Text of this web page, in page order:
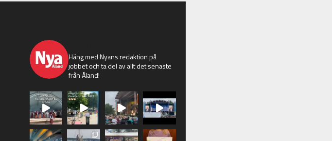
Häng med Nyans redaktion på
jobbet och ta del av allt det senaste
från Åland!